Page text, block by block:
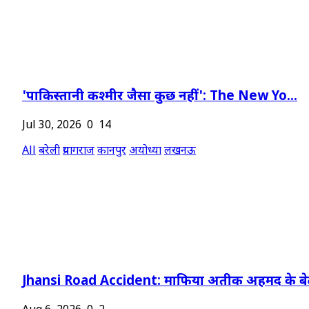
'पाकिस्तानी कश्मीर जैसा कुछ नहीं': The New Yo...
Jul 30, 2026 0 14
Allबरेलीप्रयागराजकानपुरअयोध्यालखनऊ
Jhansi Road Accident: माफिया अतीक अहमद के